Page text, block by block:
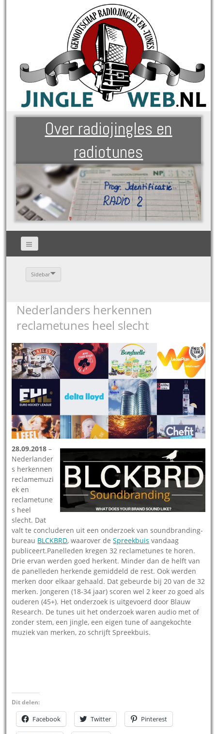
Over radiojingles en
radiotunes
Sidebar
Nederlanders herkennen
reclametunes heel slecht
28.09.2018 –
Nederlander
s herkennen
reclamemuzi
ek en
reclametune
s heel
slecht. Dat
valt te concluderen uit een onderzoek van soundbranding-
bureau BLCKBRD, waarover deSpreekbuis vandaag
publiceert.Panelleden kregen 32 reclametunes te horen.
Drie ervan werden goed herkent. Minder dan de helft van
de panelleden herkende gemiddeld de rest. Ook werden
merken door elkaar gehaald. Dat gebeurde bij 20 van de 32
merken. Jongeren (18-34 jaar) scoren wel 2 keer zo goed als
ouderen (45+). Het onderzoek is uitgevoerd door Blauw
Research. De tunes uit het onderzoek waren audio met of
zonder stem, een jingle, een eigen tune of aangekochte
muziek van merken, zo schrijft Spreekbuis.
Dit delen:
Facebook Twitter Pinterest